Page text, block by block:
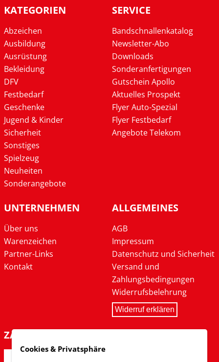
KATEGORIEN
Abzeichen
Ausbildung
Ausrüstung
Bekleidung
DFV
Festbedarf
Geschenke
Jugend & Kinder
Sicherheit
Sonstiges
Spielzeug
Neuheiten
Sonderangebote
SERVICE
Bandschnallenkatalog
Newsletter-Abo
Downloads
Sonderanfertigungen
Gutschein Apollo
Aktuelles Prospekt
Flyer Auto-Spezial
Flyer Festbedarf
Angebote Telekom
UNTERNEHMEN
Über uns
Warenzeichen
Partner-Links
Kontakt
ALLGEMEINES
AGB
Impressum
Datenschutz und Sicherheit
Versand und
Zahlungsbedingungen
Widerrufsbelehrung
Widerruf erklären
ZAHLARTEN
Cookies & Privatsphäre